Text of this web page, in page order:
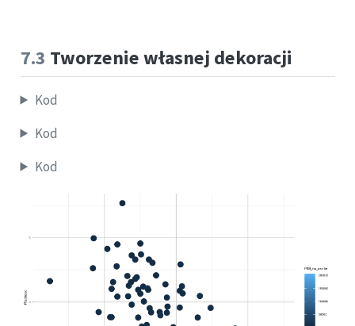
7.3 Tworzenie własnej dekoracji
Kod
Kod
Kod